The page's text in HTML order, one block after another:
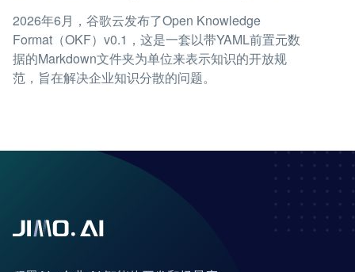
2026年6月，谷歌云发布了Open Knowledge
Format（OKF）v0.1，这是一套以带YAML前置元数
据的Markdown文件夹为单位来表示知识的开放规
范，旨在解决企业知识分散的问题。